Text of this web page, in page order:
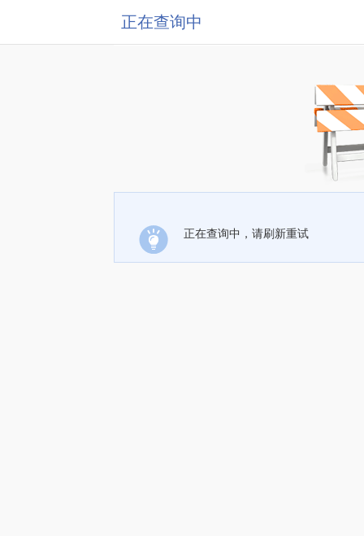
正在查询中
正在查询中，请刷新重试